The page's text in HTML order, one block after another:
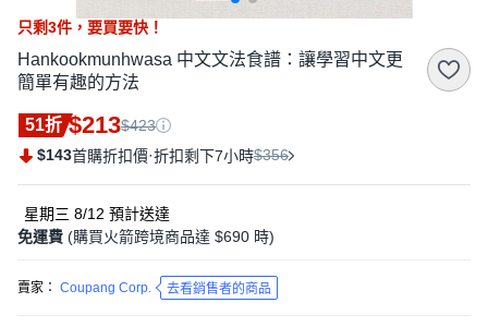
只剩3件， 要買要快！
Hankookmunhwasa 中文文法食譜：讓學習中文更
簡單有趣的方法
51折 $213$423
$143首購折扣價·折扣剩下7小時$356
星期三 8/12 預計送達
免運費 (購買火箭跨境商品達 $690 時)
賣家： Coupang Corp. 去看銷售者的商品